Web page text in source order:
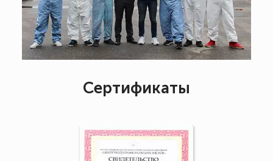
Сертификаты